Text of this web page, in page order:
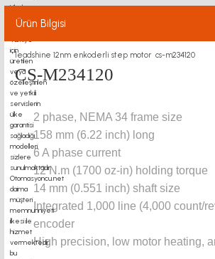
Ürün Bilgisi
leadshine 12nm enkoderli step motor cs-m234120
CS-M234120
2 phase, NEMA 34 frame size
158 mm (6.22 inch) long
6 A phase current
12 N.m (1700 oz-in) holding torque
14 mm (0.551 inch) shaft size
Integrated 1,000 line (4,000 count/
encoder
High precision, low motor heating,